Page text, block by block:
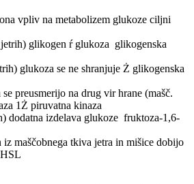
vpliv na metabolizem glukoze ciljni
glikogen ŕ glukoza ­ glikogenska
glukoza se ne shranjuje Ż glikogenska
preusmerijo na drug vir hrane (mašč.
1Ż piruvatna kinaza
dodatna izdelava glukoze ­ fruktoza-1,6-
iz maščobnega tkiva jetra in mišice dobijo